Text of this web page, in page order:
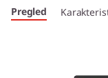
vPregled